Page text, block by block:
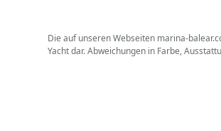
Die auf unseren Webseiten marina-
Yacht dar. Abweichungen in Farbe,